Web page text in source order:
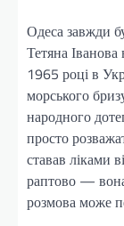
Одеса завжди
Тетяна
1965 році в
морського
народного
просто
ставав ліками
раптово —
розмова може